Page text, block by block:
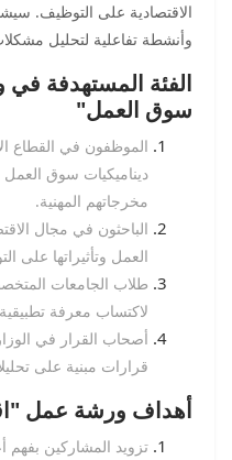
الاقتصادية على التوظيف.
وأنشطة تفاعلية لتحليل
الفئة المستهدفة
سوق العمل"
الموظفون في القطاع
ديناميكيات سوق
مخرجاتهم المهنية.
الباحثون في مجال
العمل وتأثيراتها على
طلاب الجامعات
لاكتساب معرفة
أصحاب القرار في
قرارات مبنية على
أهداف ورشة عمل
تزويد المشاركين